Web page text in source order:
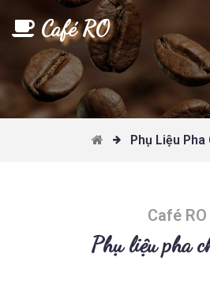
Café RO
Phụ Liệu Pha
Café RO
Phụ liệu pha